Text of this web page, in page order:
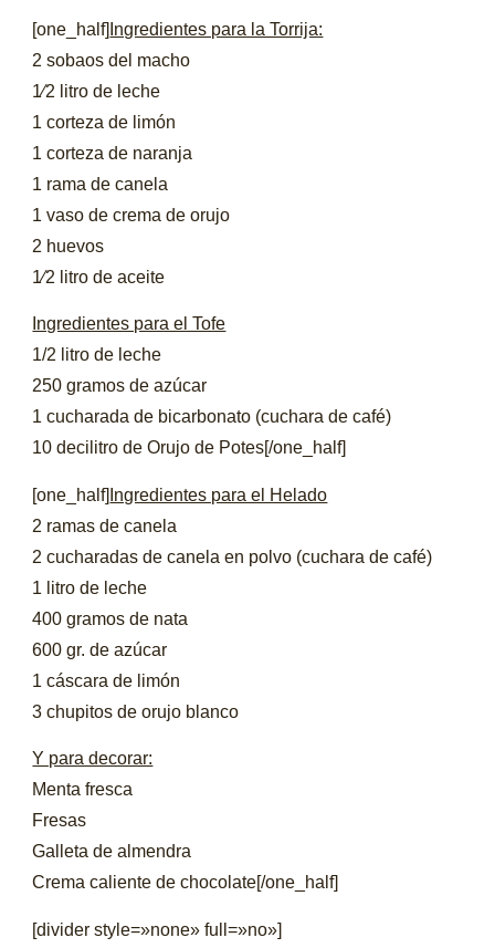
[one_half] Ingredientes para la Torrija:
2 sobaos del macho
1⁄2 litro de leche
1 corteza de limón
1 corteza de naranja
1 rama de canela
1 vaso de crema de orujo
2 huevos
1⁄2 litro de aceite
Ingredientes para el Tofe
1/2 litro de leche
250 gramos de azúcar
1 cucharada de bicarbonato (cuchara de café)
10 decilitro de Orujo de Potes[/one_half]
[one_half] Ingredientes para el Helado
2 ramas de canela
2 cucharadas de canela en polvo (cuchara de café)
1 litro de leche
400 gramos de nata
600 gr. de azúcar
1 cáscara de limón
3 chupitos de orujo blanco
Y para decorar:
Menta fresca
Fresas
Galleta de almendra
Crema caliente de chocolate[/one_half]
[divider style=»none» full=»no»]